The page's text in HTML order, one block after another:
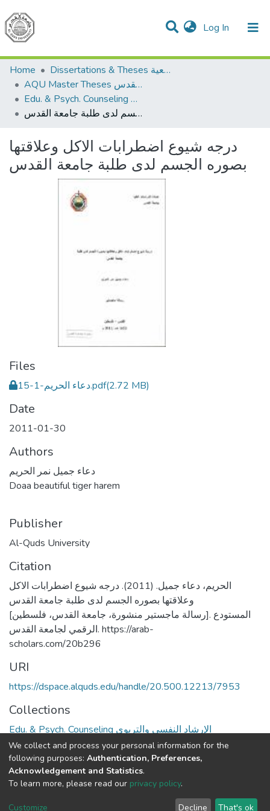
Log In (current)
Communities & Collections
All of DSpace
Home
Dissertations & Theses الرسائل الجامعية
AQU Master Theses الرسائل الجامعية الخاصة بجامعة القدس
Edu. & Psych. Counseling الإرشاد النفسي والتربوي
درجه شيوع اضطرابات الاكل وعلاقتها بصوره الجسم لدى طلبة جامعة القدس
درجه شيوع اضطرابات الاكل وعلاقتها
بصوره الجسم لدى طلبة جامعة القدس
Files
دعاء الحريم-1-15.pdf(2.72 MB)
Date
2011-01-30
Authors
دعاء جميل نمر الحريم
Doaa beautiful tiger harem
Publisher
Al-Quds University
Citation
الحريم، دعاء جميل. (2011). درجه شيوع اضطرابات الاكل
وعلاقتها بصوره الجسم لدى طلبة جامعة القدس
[رسالة ماجستير منشورة، جامعة القدس، فلسطين]. المستودع
الرقمي لجامعة القدس. https://arab-
scholars.com/20b296
URI
https://dspace.alquds.edu/handle/20.500.12213/7953
Collections
Edu. & Psych. Counseling الإرشاد النفسي والتربوي
Full item page
Cookie End User Send
We collect and process your personal information for the
following purposes: Authentication, Preferences,
Acknowledgement and Statistics.
To learn more, please read our privacy policy.
Customize Decline That's ok